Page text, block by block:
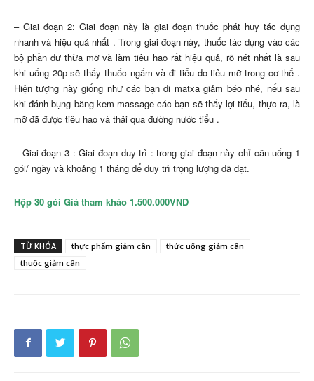
– Giai đoạn 2: Giai đoạn này là giai đoạn thuốc phát huy tác dụng
nhanh và hiệu quả nhất . Trong giai đoạn này, thuốc tác dụng vào các
bộ phần dư thừa mỡ và làm tiêu hao rất hiệu quả, rõ nét nhất là sau
khi uống 20p sẽ thấy thuốc ngấm và đi tiểu do tiêu mỡ trong cơ thể .
Hiện tượng này giống như các bạn đi matxa giảm béo nhé, nếu sau
khi đánh bụng bằng kem massage các bạn sẽ thấy lợi tiểu, thực ra, là
mỡ đã được tiêu hao và thải qua đường nước tiểu .
– Giai đoạn 3 : Giai đoạn duy trì : trong giai đoạn này chỉ cần uống 1
gói/ ngày và khoảng 1 tháng để duy trì trọng lượng đã đạt.
Hộp 30 gói Giá tham khảo 1.500.000VND
TỪ KHÓA thực phẩm giảm cân
thức uống giảm cân
thuốc giảm cân